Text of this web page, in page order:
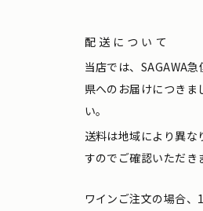
配送について
当店では、SAGAWA
県へのお届けにつき
い。
送料は地域により異な
すのでご確認いただき
ワインご注文の場合、